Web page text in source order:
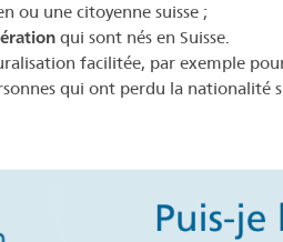
ou une citoyenne suisse ;
qui sont nés en Suisse.
facilitée, par exemple
qui ont perdu la nationalité